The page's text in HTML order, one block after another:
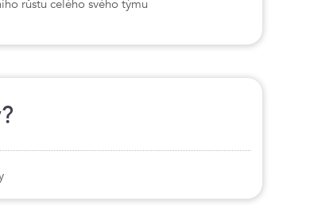
růstu celého svého týmu